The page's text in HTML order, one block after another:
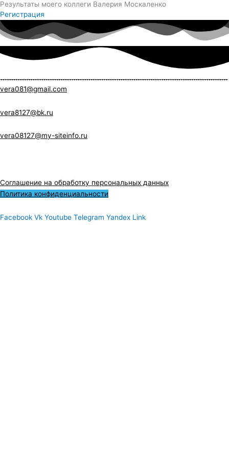
Результаты моего коллеги Валерия Москаленко
Регистрация
vera081@gmail.com
vera8127@bk.ru
vera08127@my-siteinfo.ru
Соглашение на обработку персональных данных
Политика конфиденциальности
Facebook Vk Youtube Telegram Yandex Link